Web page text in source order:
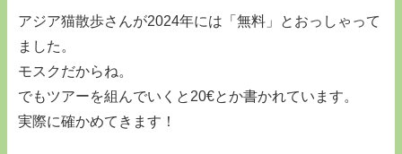
アジア猫散歩さんが2024年には「無料」とおっしゃって
ました。
モスクだからね。
でもツアーを組んでいくと20€とか書かれています。
実際に確かめてきます！